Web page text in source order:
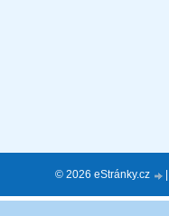
© 2026 eStránky.cz